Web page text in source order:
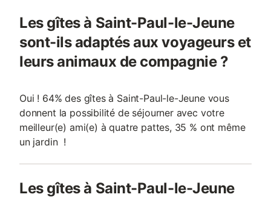
Les gîtes à Saint-Paul-le-Jeune
sont-ils adaptés aux voyageurs et
leurs animaux de compagnie ?
Oui ! 64% des gîtes à Saint-Paul-le-Jeune vous
donnent la possibilité de séjourner avec votre
meilleur(e) ami(e) à quatre pattes, 35 % ont même
un jardin !
Les gîtes à Saint-Paul-le-Jeune